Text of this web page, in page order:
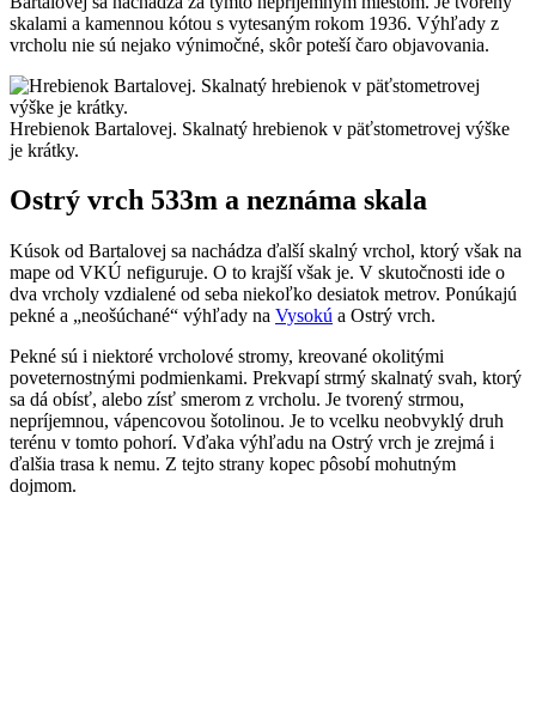
skalami a kamennou kótou s vytesaným rokom 1936. Výhľady z
vrcholu nie sú nejako výnimočné, skôr poteší čaro objavovania.
Hrebienok Bartalovej. Skalnatý hrebienok v päťstometrovej výške
je krátky.
Ostrý vrch 533m a neznáma skala
Kúsok od Bartalovej sa nachádza ďalší skalný vrchol, ktorý však na
mape od VKÚ nefiguruje. O to krajší však je. V skutočnosti ide o
dva vrcholy vzdialené od seba niekoľko desiatok metrov. Ponúkajú
pekné a „neošúchané“ výhľady na Vysokú a Ostrý vrch.
Pekné sú i niektoré vrcholové stromy, kreované okolitými
poveternostnými podmienkami. Prekvapí strmý skalnatý svah, ktorý
sa dá obísť, alebo zísť smerom z vrcholu. Je tvorený strmou,
nepríjemnou, vápencovou šotolinou. Je to vcelku neobvyklý druh
terénu v tomto pohorí. Vďaka výhľadu na Ostrý vrch je zrejmá i
ďalšia trasa k nemu. Z tejto strany kopec pôsobí mohutným
dojmom.